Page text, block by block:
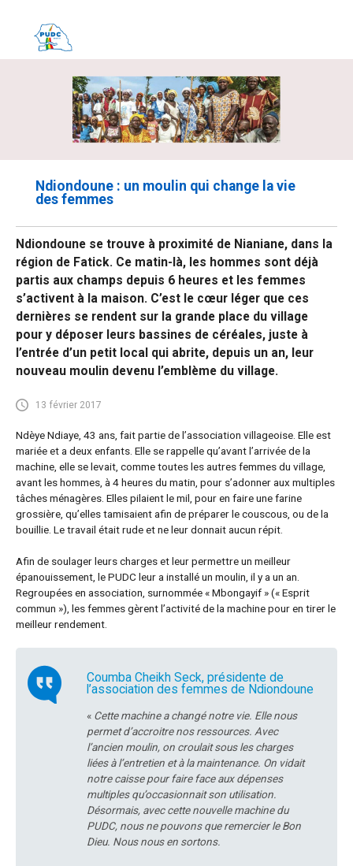
Ndiondoune : un moulin qui change la vie
des femmes
Ndiondoune se trouve à proximité de Nianiane, dans la
région de Fatick. Ce matin-là, les hommes sont déjà
partis aux champs depuis 6 heures et les femmes
s’activent à la maison. C’est le cœur léger que ces
dernières se rendent sur la grande place du village
pour y déposer leurs bassines de céréales, juste à
l’entrée d’un petit local qui abrite, depuis un an, leur
nouveau moulin devenu l’emblème du village.
13 février 2017
Ndèye Ndiaye, 43 ans, fait partie de l’association villageoise. Elle est
mariée et a deux enfants. Elle se rappelle qu’avant l’arrivée de la
machine, elle se levait, comme toutes les autres femmes du village,
avant les hommes, à 4 heures du matin, pour s’adonner aux multiples
tâches ménagères. Elles pilaient le mil, pour en faire une farine
grossière, qu’elles tamisaient afin de préparer le couscous, ou de la
bouillie. Le travail était rude et ne leur donnait aucun répit.
Afin de soulager leurs charges et leur permettre un meilleur
épanouissement, le PUDC leur a installé un moulin, il y a un an.
Regroupées en association, surnommée « Mbongayif » (« Esprit
commun »), les femmes gèrent l’activité de la machine pour en tirer le
meilleur rendement.
Coumba Cheikh Seck, présidente de
l’association des femmes de Ndiondoune
« Cette machine a changé notre vie. Elle nous
permet d’accroitre nos ressources. Avec
l’ancien moulin, on croulait sous les charges
liées à l’entretien et à la maintenance. On vidait
notre caisse pour faire face aux dépenses
multiples qu’occasionnait son utilisation.
Désormais, avec cette nouvelle machine du
PUDC, nous ne pouvons que remercier le Bon
Dieu. Nous nous en sortons.